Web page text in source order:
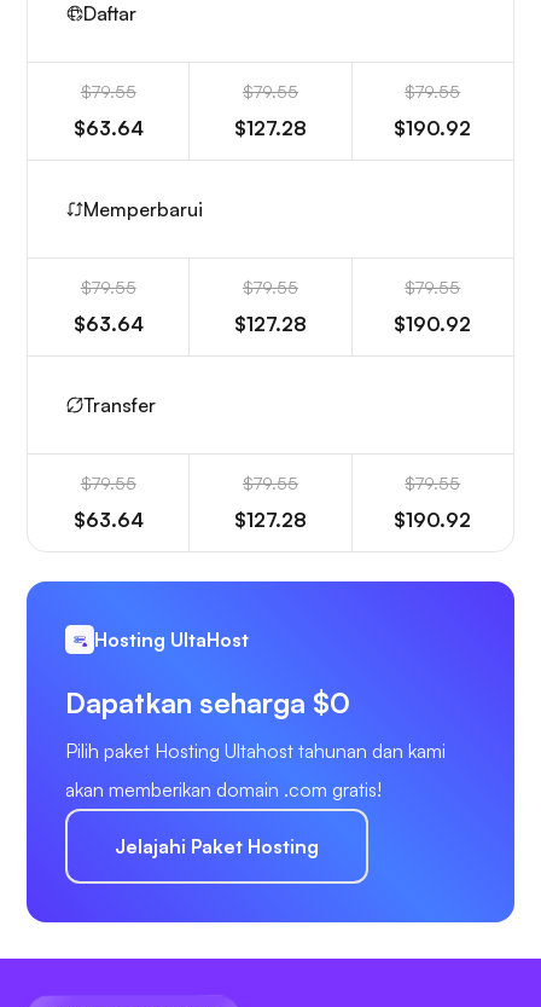
Daftar
$79.55
$63.64
$79.55
$127.28
$79.55
$190.92
Memperbarui
$79.55
$63.64
$79.55
$127.28
$79.55
$190.92
Transfer
$79.55
$63.64
$79.55
$127.28
$79.55
$190.92
Hosting UltaHost
Dapatkan seharga $0
Pilih paket Hosting Ultahost tahunan dan kami
akan memberikan domain .com gratis!
Jelajahi Paket Hosting